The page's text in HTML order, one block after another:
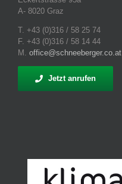
A- 8020 Graz
T. +43 (0)316 / 58 25 74
F. +43 (0)316 / 58 14 44
M. office@schneeberger.co.at
Jetzt anrufen